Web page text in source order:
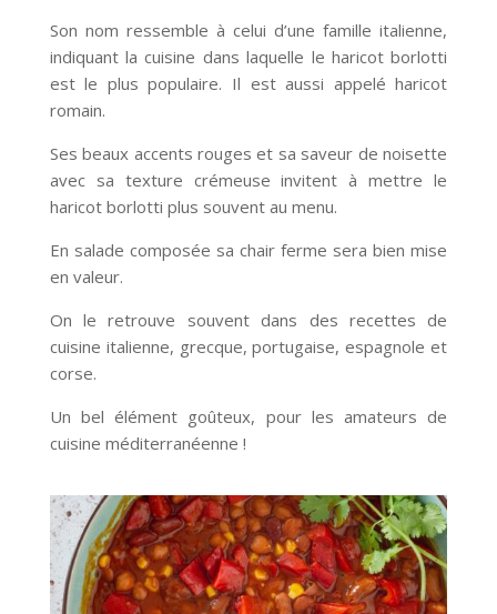
Son nom ressemble à celui d’une famille italienne,
indiquant la cuisine dans laquelle le haricot borlotti
est le plus populaire. Il est aussi appelé haricot
romain.
Ses beaux accents rouges et sa saveur de noisette
avec sa texture crémeuse invitent à mettre le
haricot borlotti plus souvent au menu.
En salade composée sa chair ferme sera bien mise
en valeur.
On le retrouve souvent dans des recettes de
cuisine italienne, grecque, portugaise, espagnole et
corse.
Un bel élément goûteux, pour les amateurs de
cuisine méditerranéenne !